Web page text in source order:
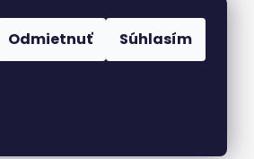
Odmietnuť Súhlasím